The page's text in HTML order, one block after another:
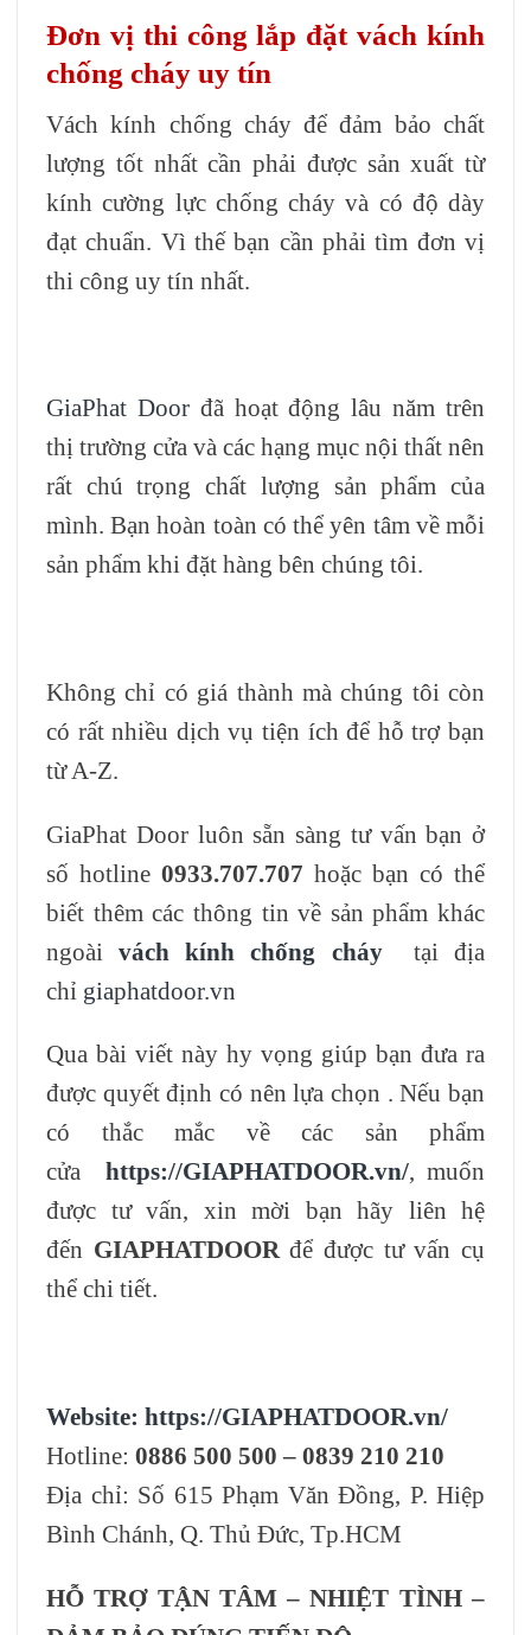
Đơn vị thi công lắp đặt vách kính
chống cháy uy tín
Vách kính chống cháy để đảm bảo chất
lượng tốt nhất cần phải được sản xuất từ
kính cường lực chống cháy và có độ dày
đạt chuẩn. Vì thế bạn cần phải tìm đơn vị
thi công uy tín nhất.
GiaPhat Doorđã hoạt động lâu năm trên
thị trường cửa và các hạng mục nội thất nên
rất chú trọng chất lượng sản phẩm của
mình. Bạn hoàn toàn có thể yên tâm về mỗi
sản phẩm khi đặt hàng bên chúng tôi.
Không chỉ có giá thành mà chúng tôi còn
có rất nhiều dịch vụ tiện ích để hỗ trợ bạn
từ A-Z.
GiaPhat Door luôn sẵn sàng tư vấn bạn ở
số hotline 0933.707.707 hoặc bạn có thể
biết thêm các thông tin về sản phẩm khác
ngoàivách kính chống cháy
tại địa
chỉ giaphatdoor.vn
Qua bài viết này hy vọng giúp bạn đưa ra
được quyết định có nên lựa chọn . Nếu bạn
có thắc mắc về các sản phẩm
cửa https://GIAPHATDOOR.vn/, muốn
được tư vấn, xin mời bạn hãy liên hệ
đến GIAPHATDOORđể được tư vấn cụ
thể chi tiết.
Website: https://GIAPHATDOOR.vn/
Hotline: 0886 500 500 – 0839 210 210
Địa chỉ: Số 615 Phạm Văn Đồng, P. Hiệp
Bình Chánh, Q. Thủ Đức, Tp.HCM
HỖ TRỢ TẬN TÂM – NHIỆT TÌNH –